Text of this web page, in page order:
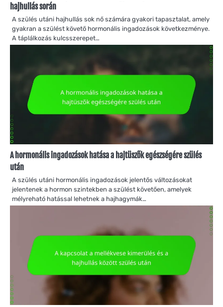
hajhullás során
A szülés utáni hajhullás sok nő számára gyakori tapasztalat, amely
gyakran a szülést követő hormonális ingadozások következménye.
A táplálkozás kulcsszerepet…
A hormonális ingadozások hatása a hajtüszők egészségére szülés
után
A szülés utáni hormonális ingadozások jelentős változásokat
jelentenek a hormon szintekben a szülést követően, amelyek
mélyreható hatással lehetnek a hajhagymák…